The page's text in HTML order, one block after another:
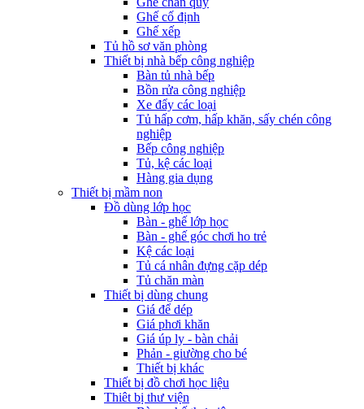
Ghế cố định
Ghế xếp
Tủ hồ sơ văn phòng
Thiết bị nhà bếp công nghiệp
Bàn tủ nhà bếp
Bồn rửa công nghiệp
Xe đẩy các loại
Tủ hấp cơm, hấp khăn, sấy chén công
nghiệp
Bếp công nghiệp
Tủ, kệ các loại
Hàng gia dụng
Thiết bị mầm non
Đồ dùng lớp học
Bàn - ghế lớp học
Bàn - ghế góc chơi ho trẻ
Kệ các loại
Tủ cá nhân đựng cặp dép
Tủ chăn màn
Thiết bị dùng chung
Giá để dép
Giá phơi khăn
Giá úp ly - bàn chải
Phản - giường cho bé
Thiết bị khác
Thiết bị đồ chơi học liệu
Thiêt bị thư viện